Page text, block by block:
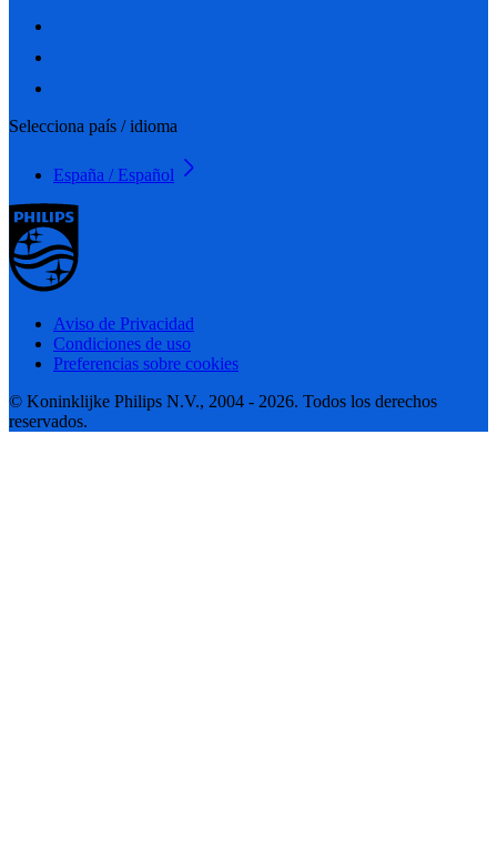
Selecciona país / idioma
España / Español
Aviso de Privacidad
Condiciones de uso
Preferencias sobre cookies
© Koninklijke Philips N.V., 2004 - 2026. Todos los derechos
reservados.